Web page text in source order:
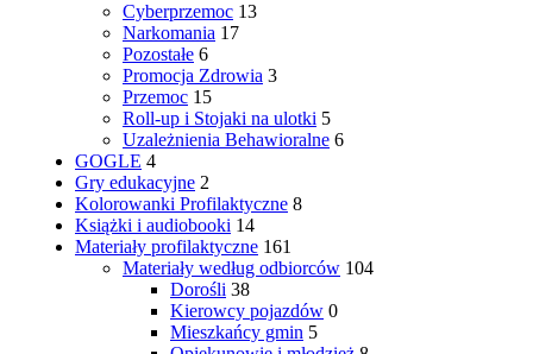
Cyberprzemoc 13
Narkomania 17
Pozostałe 6
Promocja Zdrowia 3
Przemoc 15
Roll-up i Stojaki na ulotki 5
Uzależnienia Behawioralne 6
GOGLE 4
Gry edukacyjne 2
Kolorowanki Profilaktyczne 8
Książki i audiobooki 14
Materiały profilaktyczne 161
Materiały według odbiorców 104
Dorośli 38
Kierowcy pojazdów 0
Mieszkańcy gmin 5